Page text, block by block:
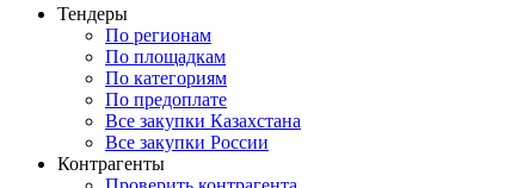
Тендеры
По регионам
По площадкам
По категориям
По предоплате
Все закупки Казахстана
Все закупки России
Контрагенты